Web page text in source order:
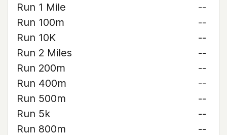
Run 1 Mile
--
Run 100m
--
Run 10K
--
Run 2 Miles
--
Run 200m
--
Run 400m
--
Run 500m
--
Run 5k
--
Run 800m
--